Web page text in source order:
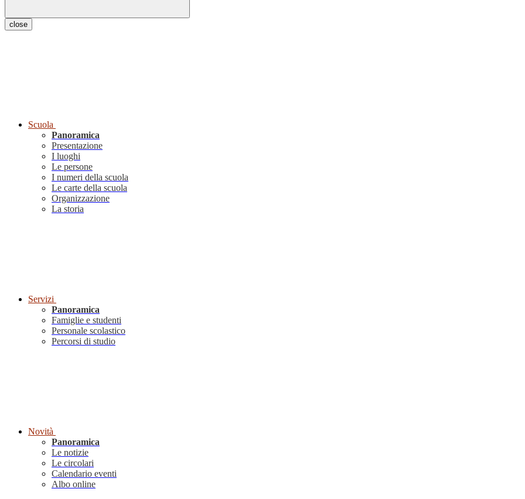
close
Scuola
Panoramica
Presentazione
I luoghi
Le persone
I numeri della scuola
Le carte della scuola
Organizzazione
La storia
Servizi
Panoramica
Famiglie e studenti
Personale scolastico
Percorsi di studio
Novità
Panoramica
Le notizie
Le circolari
Calendario eventi
Albo online